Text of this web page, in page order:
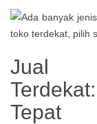
Jual
Tepat